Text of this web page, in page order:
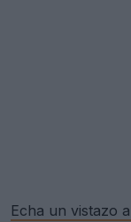
Echa un vistazo